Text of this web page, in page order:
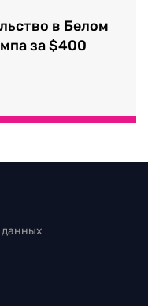
в Белом
за $400
данных